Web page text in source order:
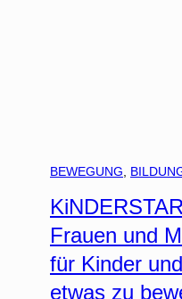
BEWEGUNG
Frauen und
für Kinder
etwas zu